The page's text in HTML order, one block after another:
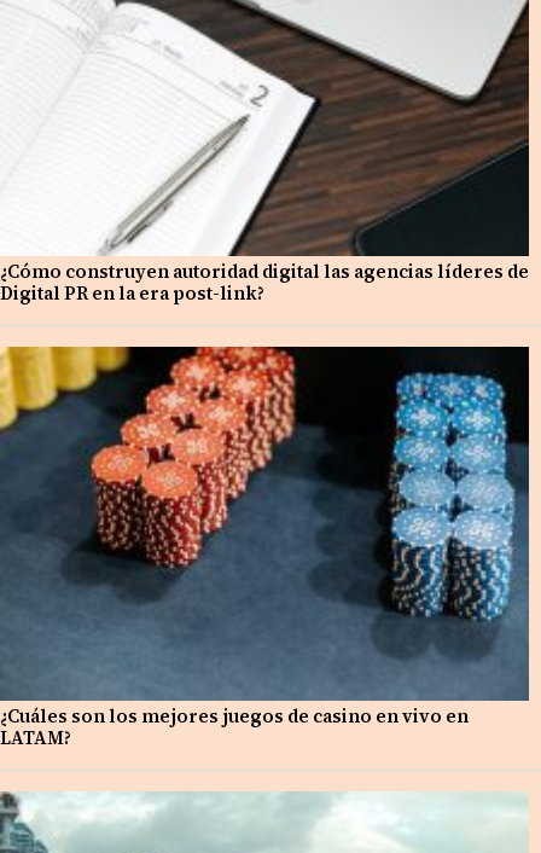
¿Cómo construyen autoridad digital las agencias líderes de
Digital PR en la era post-link?
¿Cuáles son los mejores juegos de casino en vivo en
LATAM?